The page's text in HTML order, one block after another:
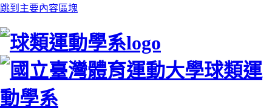
跳到主要內容區塊
:::